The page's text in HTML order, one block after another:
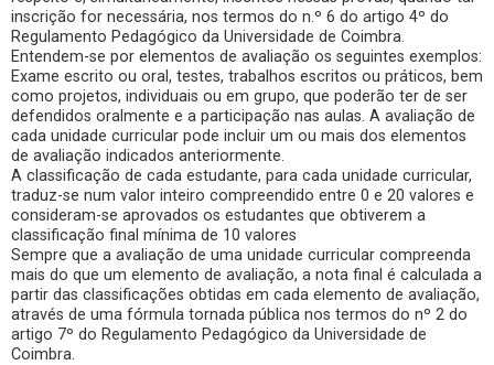
inscrição for necessária, nos termos do n.º 6 do artigo 4º do
Regulamento Pedagógico da Universidade de Coimbra.
Entendem-se por elementos de avaliação os seguintes exemplos:
Exame escrito ou oral, testes, trabalhos escritos ou práticos, bem
como projetos, individuais ou em grupo, que poderão ter de ser
defendidos oralmente e a participação nas aulas. A avaliação de
cada unidade curricular pode incluir um ou mais dos elementos
de avaliação indicados anteriormente.
A classificação de cada estudante, para cada unidade curricular,
traduz-se num valor inteiro compreendido entre 0 e 20 valores e
consideram-se aprovados os estudantes que obtiverem a
classificação final mínima de 10 valores
Sempre que a avaliação de uma unidade curricular compreenda
mais do que um elemento de avaliação, a nota final é calculada a
partir das classificações obtidas em cada elemento de avaliação,
através de uma fórmula tornada pública nos termos do nº 2 do
artigo 7º do Regulamento Pedagógico da Universidade de
Coimbra.